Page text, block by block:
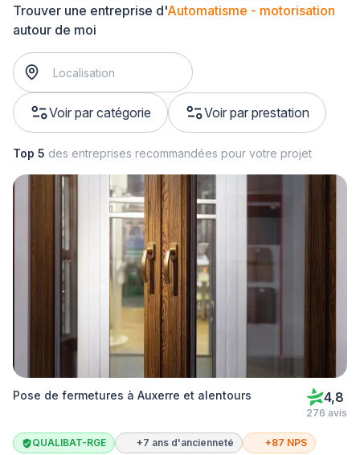
Trouver une entreprise d'Automatisme - motorisation
autour de moi
Voir par catégorie Voir par prestation
Top 5 des entreprises recommandées pour votre projet
Pose de fermetures à Auxerre et alentours 4,8
276 avis
QUALIBAT-RGE +7 ans d'ancienneté +87 NPS